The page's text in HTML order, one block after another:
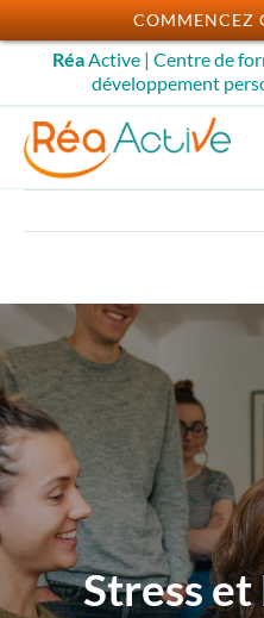
Passer
au
contenu
RéaActive | Centre de
développement
Stress
COMMENCEZ